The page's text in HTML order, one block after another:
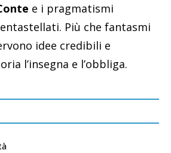
e i pragmatismi
Più che fantasmi
idee credibili e
l’insegna e l’obbliga.